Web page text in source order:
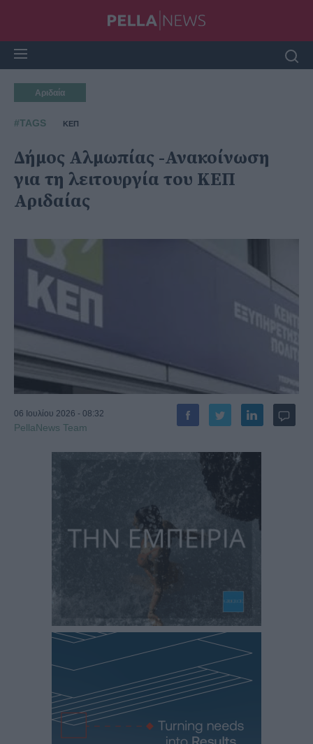
Αριδαία
#TAGS ΚΕΠ
Δήμος Αλμωπίας -Ανακοίνωση
για τη λειτουργία του ΚΕΠ
Αριδαίας
06 Ιουλίου 2026 - 08:32
PellaNews Team